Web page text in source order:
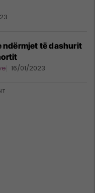
ndërmjet të dashurit
16/01/2023